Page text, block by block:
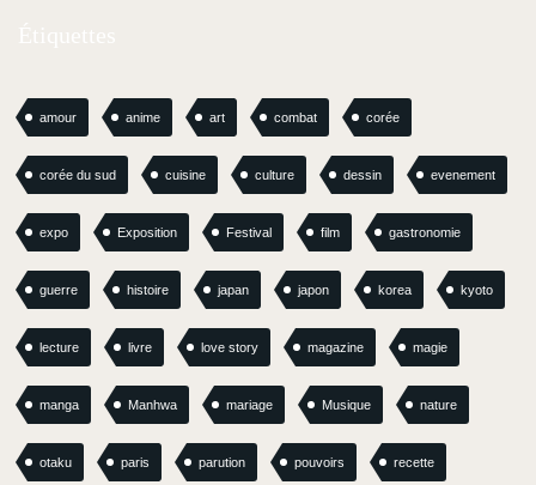
amour anime art combat corée
corée du sud cuisine culture dessin evenement
expo Exposition Festival film gastronomie
guerre histoire japan japon korea kyoto
lecture livre love story magazine magie
manga Manhwa mariage Musique nature
otaku paris parution pouvoirs recette